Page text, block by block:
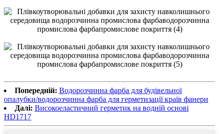
Попередній: Водорозчинна фарба для будівельної
опалубки/водорозчинна фарба для герметизації країв фанери
Далі: Високоеластичний герметик на водній основі
HD1717